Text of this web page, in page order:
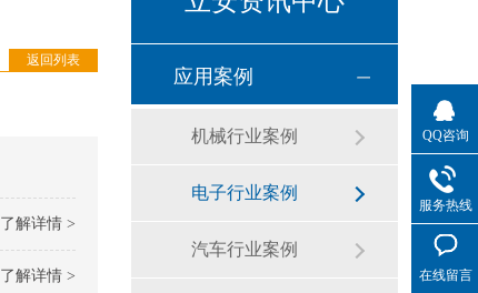
返回列表
了解详情 >
了解详情 >
应用案例
机械行业案例
电子行业案例
汽车行业案例
QQ咨询
服务热线
在线留言